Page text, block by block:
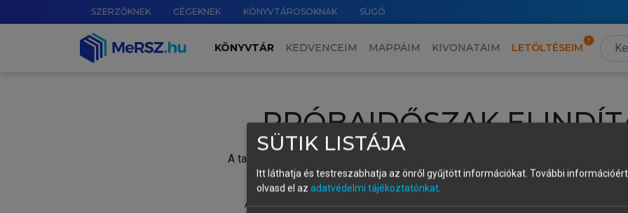
SZERZŐKNEK CÉGEKNEK KÖNYVTÁROSOKNAK SÚGÓ
KÖNYVTÁR KEDVENCEIM MAPPÁIM KIVONATAIM LETÖLTÉSEIM
PRÓBAIDŐSZAK
A tartalom megtekintéséhez lépj be a saját fiókoddal, iskolai azonosítóddal vagy
Új felhasználóként1 óra díjmentes hozzáférésrevagy
A próbaidőszak elindításához,
vagy hozz
SÜTIK LISTÁJA
Itt láthatja és testreszabhatja az önről gyűjtött információkat. További
olvasd el az adatvédelmi tájékoztatónkat.